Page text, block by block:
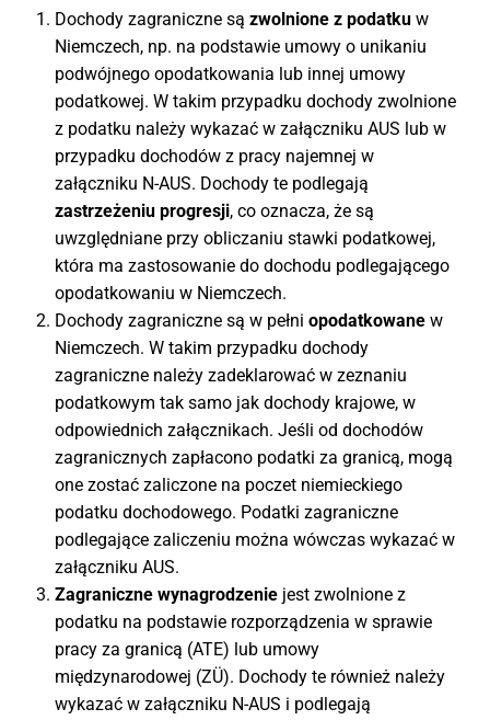
Dochody zagraniczne są zwolnione z podatku w
Niemczech, np. na podstawie umowy o unikaniu
podwójnego opodatkowania lub innej umowy
podatkowej. W takim przypadku dochody zwolnione
z podatku należy wykazać w załączniku AUS lub w
przypadku dochodów z pracy najemnej w
załączniku N-AUS. Dochody te podlegają
zastrzeżeniu progresji, co oznacza, że są
uwzględniane przy obliczaniu stawki podatkowej,
która ma zastosowanie do dochodu podlegającego
opodatkowaniu w Niemczech.
Dochody zagraniczne są w pełni opodatkowane w
Niemczech. W takim przypadku dochody
zagraniczne należy zadeklarować w zeznaniu
podatkowym tak samo jak dochody krajowe, w
odpowiednich załącznikach. Jeśli od dochodów
zagranicznych zapłacono podatki za granicą, mogą
one zostać zaliczone na poczet niemieckiego
podatku dochodowego. Podatki zagraniczne
podlegające zaliczeniu można wówczas wykazać w
załączniku AUS.
Zagraniczne wynagrodzenie jest zwolnione z
podatku na podstawie rozporządzenia w sprawie
pracy za granicą (ATE) lub umowy
międzynarodowej (ZÜ). Dochody te również należy
wykazać w załączniku N-AUS i podlegają